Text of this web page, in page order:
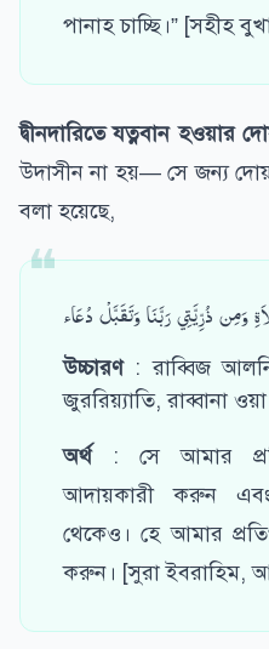
পানাহ চাচ্ছি।” [সহীহ
দ্বীনদারিতে যত্নবান হওয়ার
উদাসীন না হয়— সে জন্য
বলা হয়েছে,
وَمِن ذُرِّيَّتِي رَبَّنَا وَتَقَبَّلْ دُعَاء
উচ্চারণ: রাব্বিজ
জুররিয়্যাতি, রাব্বানা
অর্থ: সে আমার
আদায়কারী করুন
থেকেও। হে আমার
করুন। [সুরা ইবরাহিম,